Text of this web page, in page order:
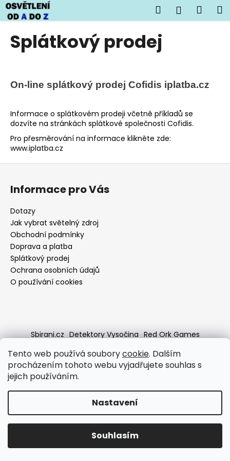
Tento web používá souborycookie. Dalším
procházením tohoto webu vyjadřujete souhlas s
jejich používáním.
Nastavení
Souhlasím
Přejít
na
obsah
Hledat
Splátkový prodej
On-line splátkový prodej Cofidis iplatba.cz
Informace o splátkovém prodeji včetně příkladů se
dozvíte na stránkách splátkové společnosti Cofidis.
Pro přesměrování na informace klikněte zde:
www.iplatba.cz
K
o
p
t
ř
e
b
u
e
e
n
a
j
í
t
HLEDAT
Z
Informace pro Vás
Dotazy
Jak vybrat světelný zdroj
Obchodní podmínky
Doprava a platba
Splátkový prodej
Ochrana osobních údajů
O používání cookies
Sbirani.cz Detektory Vysočina Red Ork Games
Vytvořil Shoptet
Copyright 2026
vyhrazena.